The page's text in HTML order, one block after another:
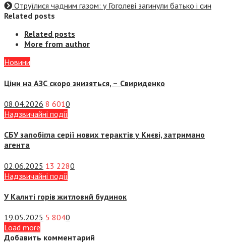
Отруїлися чадним газом: у Гоголеві загинули батько і син
Related posts
Related posts
More from author
Новини
Ціни на АЗС скоро знизяться, – Свириденко
08.04.2026 8 6010
Надзвичайні події
СБУ запобігла серії нових терактів у Києві, затримано
агента
02.06.2025 13 2280
Надзвичайні події
У Калиті горів житловий будинок
19.05.2025 5 8040
Load more
Добавить комментарий